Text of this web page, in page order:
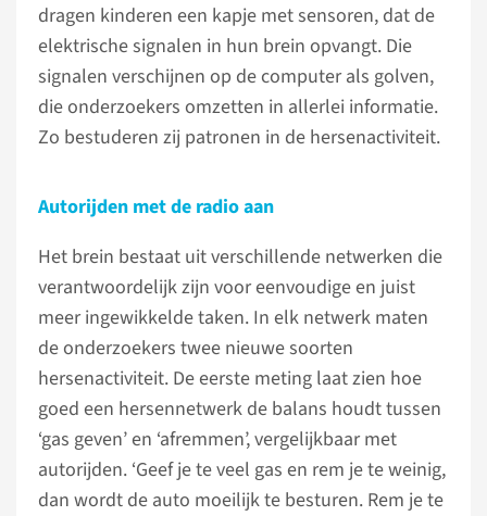
dragen kinderen een kapje met sensoren, dat de
elektrische signalen in hun brein opvangt. Die
signalen verschijnen op de computer als golven,
die onderzoekers omzetten in allerlei informatie.
Zo bestuderen zij patronen in de hersenactiviteit.
Autorijden met de radio aan
Het brein bestaat uit verschillende netwerken die
verantwoordelijk zijn voor eenvoudige en juist
meer ingewikkelde taken. In elk netwerk maten
de onderzoekers twee nieuwe soorten
hersenactiviteit. De eerste meting laat zien hoe
goed een hersennetwerk de balans houdt tussen
‘gas geven’ en ‘afremmen’, vergelijkbaar met
autorijden. ‘Geef je te veel gas en rem je te weinig,
dan wordt de auto moeilijk te besturen. Rem je te